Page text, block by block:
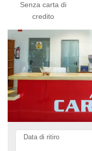
Senza carta di
credito
Data di ritiro